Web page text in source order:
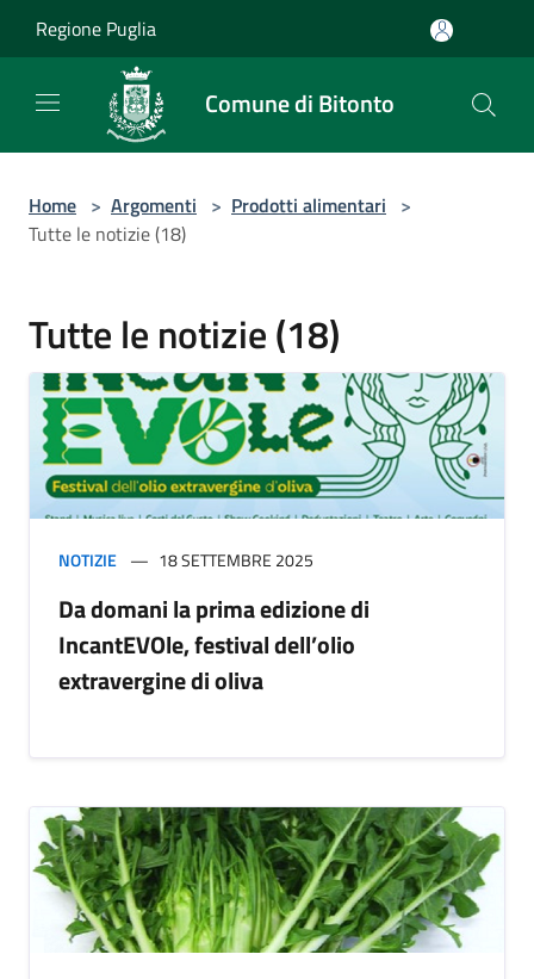
Regione Puglia
Comune di Bitonto
Home > Argomenti > Prodotti alimentari >
Tutte le notizie (18)
Tutte le notizie (18)
NOTIZIE 18 SETTEMBRE 2025
Da domani la prima edizione di
IncantEVOle, festival dell’olio
extravergine di oliva